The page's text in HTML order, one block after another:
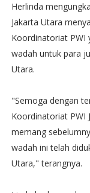
Herlinda
Jakarta Utara
Koordinatoriat PWI
wadah untuk para
Utara.
"Semoga dengan
Koordinatoriat PWI
memang
wadah ini telah
Utara," terangnya.